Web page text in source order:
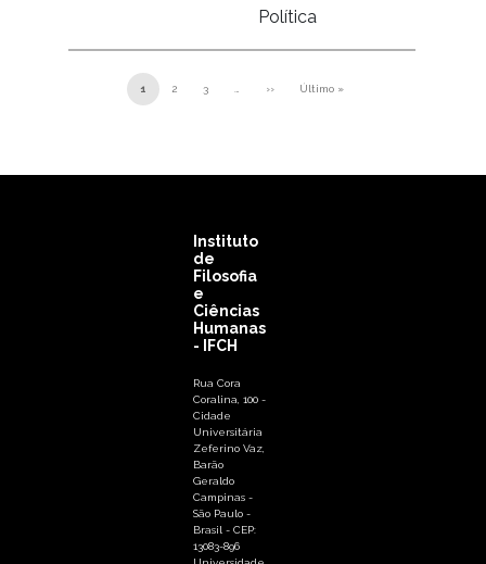
Política
Paginação
1 2 3 … ››
Próxima página
Último »
Última página
Instituto
de
Filosofia
e
Ciências
Humanas
- IFCH
Rua Cora
Coralina, 100 -
Cidade
Universitária
Zeferino Vaz,
Barão
Geraldo
Campinas -
São Paulo -
Brasil - CEP:
13083-896